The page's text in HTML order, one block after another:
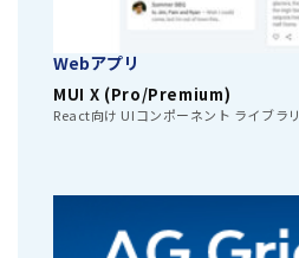
Webアプリ
MUI X (Pro/Premium)
React向け UIコンポーネント ライブラリ